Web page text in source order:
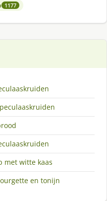
1177
met witte kaas
en tonijn